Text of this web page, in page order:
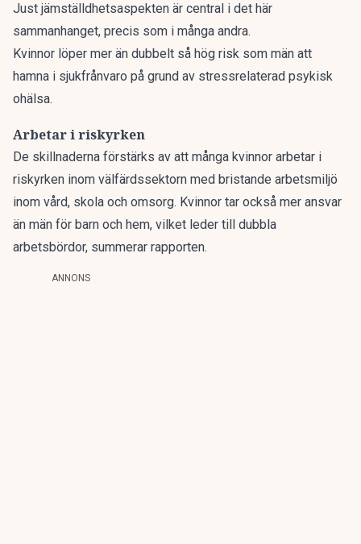
Just jämställdhetsaspekten är central i det här
sammanhanget, precis som i många andra.
Kvinnor löper mer än dubbelt så hög risk som män att
hamna i sjukfrånvaro på grund av stressrelaterad psykisk
ohälsa.
Arbetar i riskyrken
De skillnaderna förstärks av att många kvinnor arbetar i
riskyrken inom välfärdssektorn med bristande arbetsmiljö
inom vård, skola och omsorg. Kvinnor tar också mer ansvar
än män för barn och hem, vilket leder till dubbla
arbetsbördor, summerar rapporten.
ANNONS